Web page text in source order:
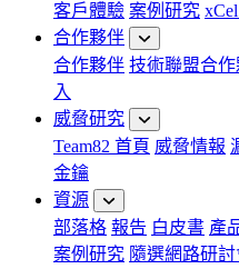
客戶體驗 案例研究
合作夥伴
合作夥伴 技術聯盟合
入
威脅研究
Team82 首頁 威脅情報
金鑰
資源
部落格 報告 白皮書 產
案例研究 隨選網路研